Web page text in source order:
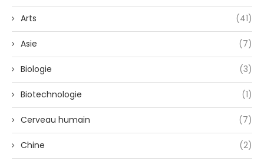
Arts (41)
Asie (7)
Biologie (3)
Biotechnologie (1)
Cerveau humain (7)
Chine (2)